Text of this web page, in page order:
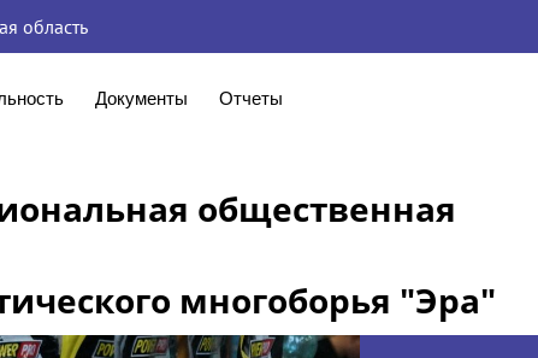
область
Документы Отчеты
общественная
многоборья "Эра"